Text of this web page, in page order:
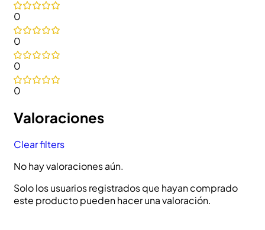
0
0
0
0
Valoraciones
Clear filters
No hay valoraciones aún.
Solo los usuarios registrados que hayan comprado
este producto pueden hacer una valoración.